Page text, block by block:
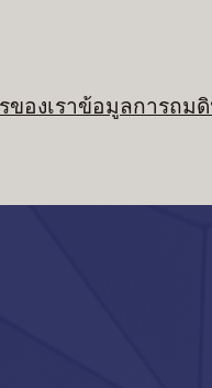
ของเราข้อมูลการถม